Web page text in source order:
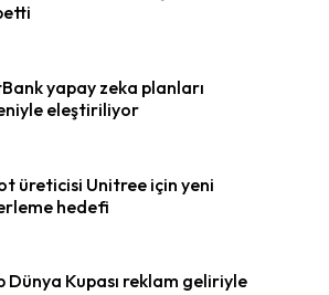
yapay zeka planları
eleştiriliyor
üreticisi Unitree için yeni
hedefi
Dünya Kupası reklam geliriyle